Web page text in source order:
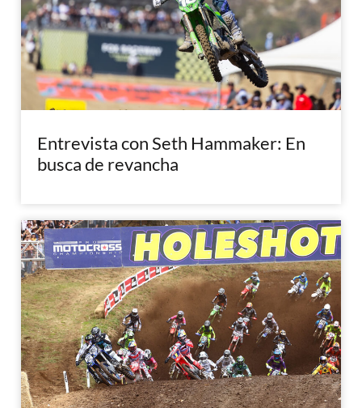
Entrevista con Seth Hammaker: En
busca de revancha